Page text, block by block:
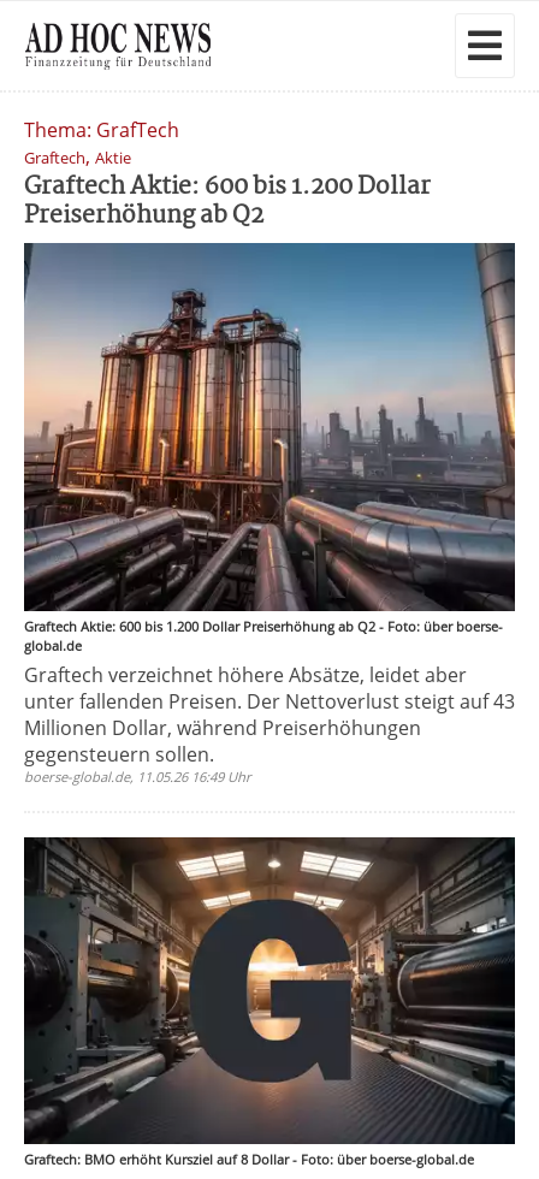
Thema: GrafTech
Graftech, Aktie
Graftech Aktie: 600 bis 1.200 Dollar
Preiserhöhung ab Q2
Graftech Aktie: 600 bis 1.200 Dollar Preiserhöhung ab Q2 - Foto: über boerse-
global.de
Graftech verzeichnet höhere Absätze, leidet aber
unter fallenden Preisen. Der Nettoverlust steigt auf 43
Millionen Dollar, während Preiserhöhungen
gegensteuern sollen.
boerse-global.de, 11.05.26 16:49 Uhr
Graftech: BMO erhöht Kursziel auf 8 Dollar - Foto: über boerse-global.de